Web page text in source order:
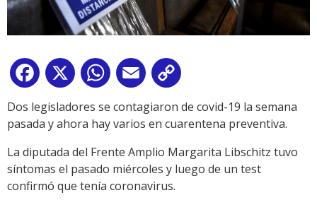
Facebook
X WhatsApp
Email
Link
Dos legisladores se contagiaron de covid-19 la semana
pasada y ahora hay varios en cuarentena preventiva.
La diputada del Frente Amplio Margarita Libschitz tuvo
síntomas el pasado miércoles y luego de un test
confirmó que tenía coronavirus.